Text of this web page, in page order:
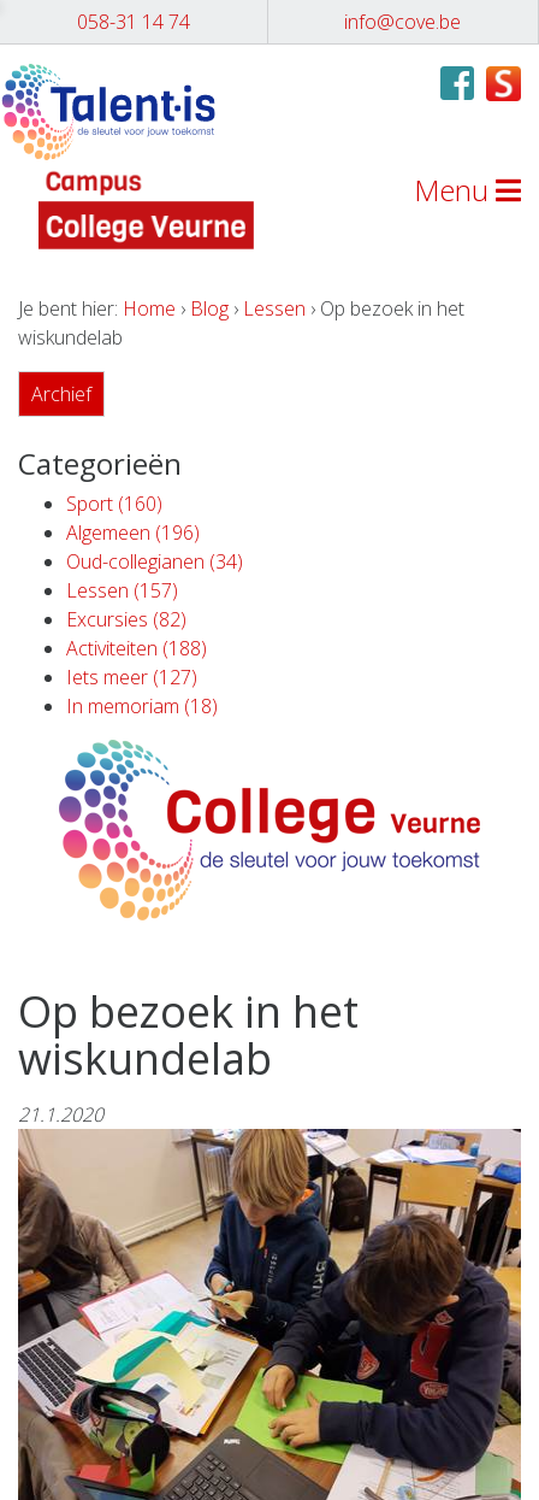
058-31 14 74 info@cove.be
Menu
Je bent hier: Home › Blog › Lessen › Op bezoek in het
wiskundelab
Archief
Categorieën
Sport (160)
Algemeen (196)
Oud-collegianen (34)
Lessen (157)
Excursies (82)
Activiteiten (188)
Iets meer (127)
In memoriam (18)
Op bezoek in het
wiskundelab
21.1.2020